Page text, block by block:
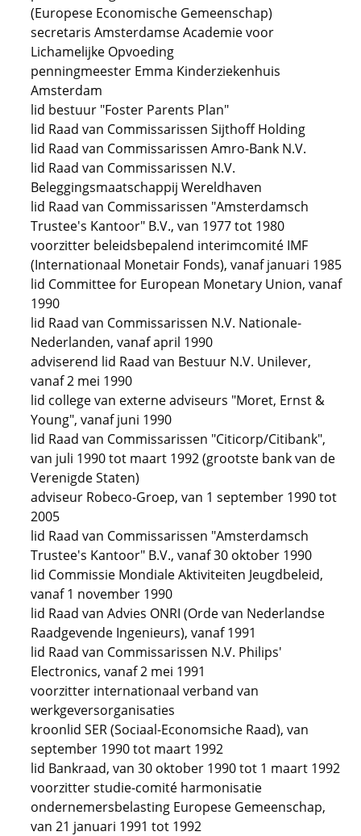
(Europese Economische Gemeenschap)
secretaris Amsterdamse Academie voor
Lichamelijke Opvoeding
penningmeester Emma Kinderziekenhuis
Amsterdam
lid bestuur "Foster Parents Plan"
lid Raad van Commissarissen Sijthoff Holding
lid Raad van Commissarissen Amro-Bank N.V.
lid Raad van Commissarissen N.V.
Beleggingsmaatschappij Wereldhaven
lid Raad van Commissarissen "Amsterdamsch
Trustee's Kantoor" B.V., van 1977 tot 1980
voorzitter beleidsbepalend interimcomité IMF
(Internationaal Monetair Fonds), vanaf januari 1985
lid Committee for European Monetary Union, vanaf
1990
lid Raad van Commissarissen N.V. Nationale-
Nederlanden, vanaf april 1990
adviserend lid Raad van Bestuur N.V. Unilever,
vanaf 2 mei 1990
lid college van externe adviseurs "Moret, Ernst &
Young", vanaf juni 1990
lid Raad van Commissarissen "Citicorp/Citibank",
van juli 1990 tot maart 1992 (grootste bank van de
Verenigde Staten)
adviseur Robeco-Groep, van 1 september 1990 tot
2005
lid Raad van Commissarissen "Amsterdamsch
Trustee's Kantoor" B.V., vanaf 30 oktober 1990
lid Commissie Mondiale Aktiviteiten Jeugdbeleid,
vanaf 1 november 1990
lid Raad van Advies ONRI (Orde van Nederlandse
Raadgevende Ingenieurs), vanaf 1991
lid Raad van Commissarissen N.V. Philips'
Electronics, vanaf 2 mei 1991
voorzitter internationaal verband van
werkgeversorganisaties
kroonlid SER (Sociaal-Economsiche Raad), van
september 1990 tot maart 1992
lid Bankraad, van 30 oktober 1990 tot 1 maart 1992
voorzitter studie-comité harmonisatie
ondernemersbelasting Europese Gemeenschap,
van 21 januari 1991 tot 1992